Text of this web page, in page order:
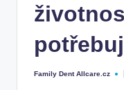
Posted
Family Dent Allcare.cz